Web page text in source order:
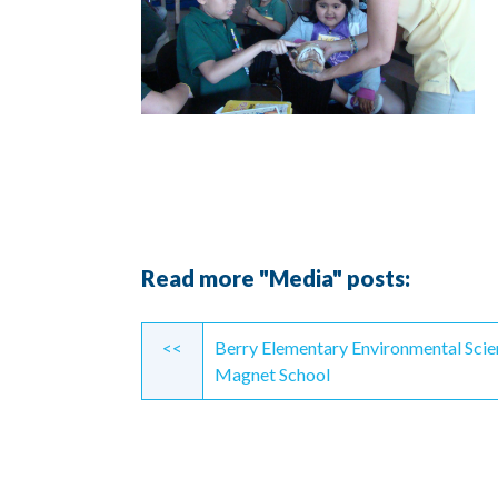
Read more "Media" posts:
Continue
Reading
<<
Berry Elementary Environmental
Magnet School